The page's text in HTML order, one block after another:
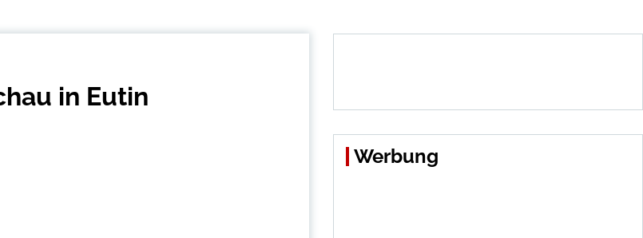
in Eutin
Werbung